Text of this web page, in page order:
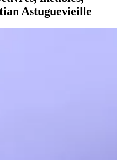
Astuguevieille